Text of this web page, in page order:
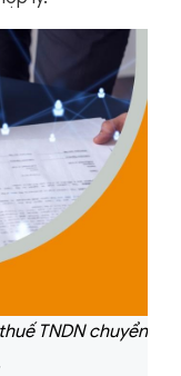
TNDN chuyển